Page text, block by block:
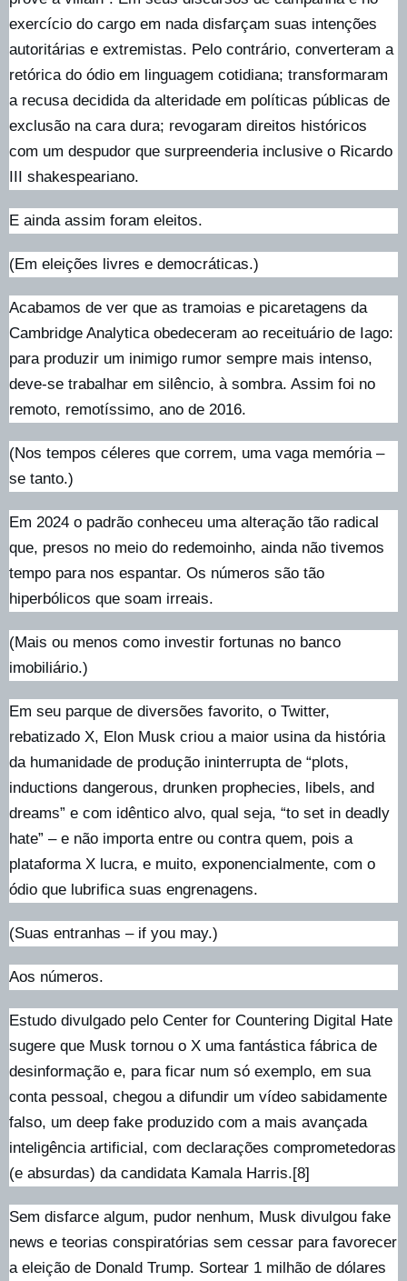
exercício do cargo em nada disfarçam suas intenções
autoritárias e extremistas. Pelo contrário, converteram a
retórica do ódio em linguagem cotidiana; transformaram
a recusa decidida da alteridade em políticas públicas de
exclusão na cara dura; revogaram direitos históricos
com um despudor que surpreenderia inclusive o Ricardo
III shakespeariano.
E ainda assim foram eleitos.
(Em eleições livres e democráticas.)
Acabamos de ver que as tramoias e picaretagens da
Cambridge Analytica obedeceram ao receituário de Iago:
para produzir um inimigo rumor sempre mais intenso,
deve-se trabalhar em silêncio, à sombra. Assim foi no
remoto, remotíssimo, ano de 2016.
(Nos tempos céleres que correm, uma vaga memória –
se tanto.)
Em 2024 o padrão conheceu uma alteração tão radical
que, presos no meio do redemoinho, ainda não tivemos
tempo para nos espantar. Os números são tão
hiperbólicos que soam irreais.
(Mais ou menos como investir fortunas no banco
imobiliário.)
Em seu parque de diversões favorito, o Twitter,
rebatizado X, Elon Musk criou a maior usina da história
da humanidade de produção ininterrupta de “plots,
inductions dangerous, drunken prophecies, libels, and
dreams” e com idêntico alvo, qual seja, “to set in deadly
hate” – e não importa entre ou contra quem, pois a
plataforma X lucra, e muito, exponencialmente, com o
ódio que lubrifica suas engrenagens.
(Suas entranhas – if you may.)
Aos números.
Estudo divulgado pelo Center for Countering Digital Hate
sugere que Musk tornou o X uma fantástica fábrica de
desinformação e, para ficar num só exemplo, em sua
conta pessoal, chegou a difundir um vídeo sabidamente
falso, um deep fake produzido com a mais avançada
inteligência artificial, com declarações comprometedoras
(e absurdas) da candidata Kamala Harris.[8]
Sem disfarce algum, pudor nenhum, Musk divulgou fake
news e teorias conspiratórias sem cessar para favorecer
a eleição de Donald Trump. Sortear 1 milhão de dólares